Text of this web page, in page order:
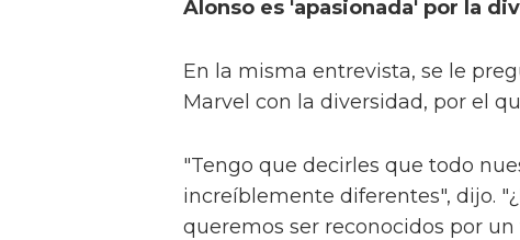
Alonso es 'apasionada' por la
En la misma entrevista, se le
Marvel con la diversidad, por el
"Tengo que decirles que todo
increíblemente diferentes", dijo.
queremos ser reconocidos por